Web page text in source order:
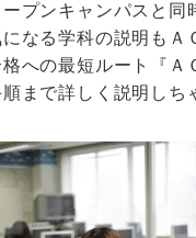
ープンキャンパスと同
なる学科の説明もＡ
への最短ルート『Ａ
順まで詳しく説明しち